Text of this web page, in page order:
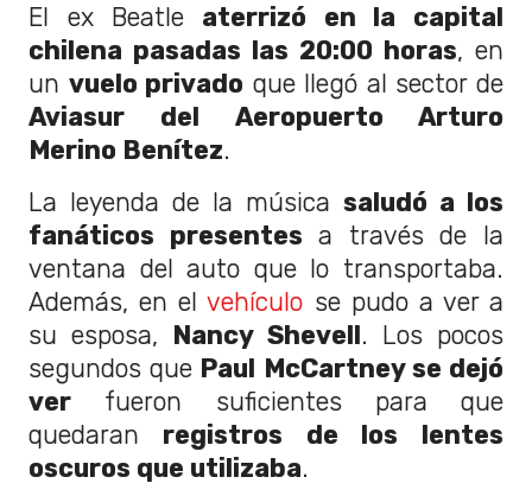
El ex Beatle aterrizó en la capital
chilena pasadas las 20:00 horas, en
un vuelo privado que llegó al sector de
Aviasur del Aeropuerto Arturo
Merino Benítez.
La leyenda de la música saludó a los
fanáticos presentes a través de la
ventana del auto que lo transportaba.
Además, en elvehículo se pudo a ver a
su esposa, Nancy Shevell. Los pocos
segundos que Paul McCartney se dejó
ver fueron suficientes para que
quedaran registros de los lentes
oscuros que utilizaba.